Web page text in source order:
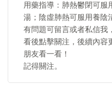
用藥指導：肺熱鬱閉可服
湯；陰虛肺熱可服用養陰
有問題可留言或者私信我
看後點擊關注，後續內容
朋友看一看！
記得關注。